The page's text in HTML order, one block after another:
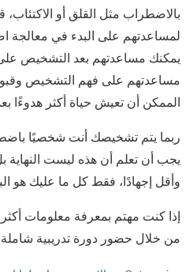
بالاضطراب مثل القلق أو
لمساعدتهم على البدء في
يمكنك مساعدتهم بعد التشخيص
مساعدتهم على فهم التشخيص
الممكن أن تعيش حياة أكثر هدوءًا
ربما يتم تشخيصك أنت شخصيًا
يجب أن تعلم أن هذه ليست النهاية
وأقل إجهادًا، فقط كل ما عليك هو
إذا كنت مهتم بمعرفة معلومات
من خلال حضور دورة تدريبية